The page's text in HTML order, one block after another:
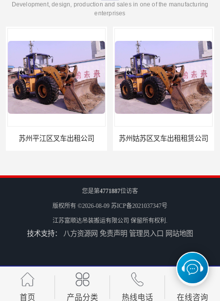
Development, design, production and sales in one of the manufacturing
enterprises
苏州平江区叉车出租公司 苏州姑苏区叉车出租租赁公司
苏州园区叉车出租
您是第4771887位访客
版权所有 ©2026-08-09 苏ICP备2021037347号
江苏富顺达吊装搬运有限公司 保留所有权利.
技术支持： 八方资源网 免责声明 管理员入口 网站地图
首页 产品分类 热线电话 在线咨询